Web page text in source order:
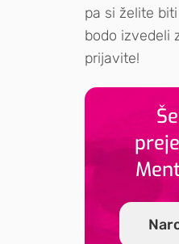
pa si želite
bodo izvedeli
prijavite!